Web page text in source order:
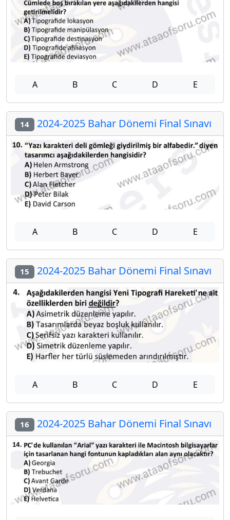
A B C D E
14 2024-2025 Bahar Dönemi Final Sınavı
A B C D E
15 2024-2025 Bahar Dönemi Final Sınavı
A B C D E
16 2024-2025 Bahar Dönemi Final Sınavı